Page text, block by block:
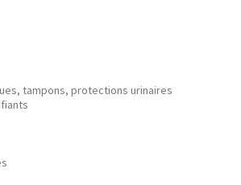
tampons, protections urinaires